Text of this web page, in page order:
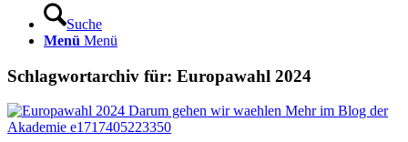
Suche
Menü Menü
Schlagwortarchiv für: Europawahl 2024